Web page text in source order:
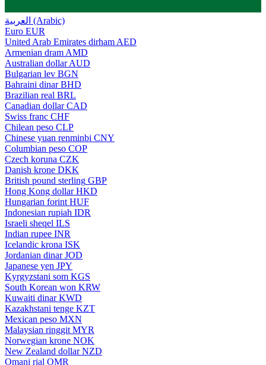
العربية (Arabic)
Euro EUR
United Arab Emirates dirham AED
Armenian dram AMD
Australian dollar AUD
Bulgarian lev BGN
Bahraini dinar BHD
Brazilian real BRL
Canadian dollar CAD
Swiss franc CHF
Chilean peso CLP
Chinese yuan renminbi CNY
Columbian peso COP
Czech koruna CZK
Danish krone DKK
British pound sterling GBP
Hong Kong dollar HKD
Hungarian forint HUF
Indonesian rupiah IDR
Israeli sheqel ILS
Indian rupee INR
Icelandic krona ISK
Jordanian dinar JOD
Japanese yen JPY
Kyrgyzstani som KGS
South Korean won KRW
Kuwaiti dinar KWD
Kazakhstani tenge KZT
Mexican peso MXN
Malaysian ringgit MYR
Norwegian krone NOK
New Zealand dollar NZD
Omani rial OMR